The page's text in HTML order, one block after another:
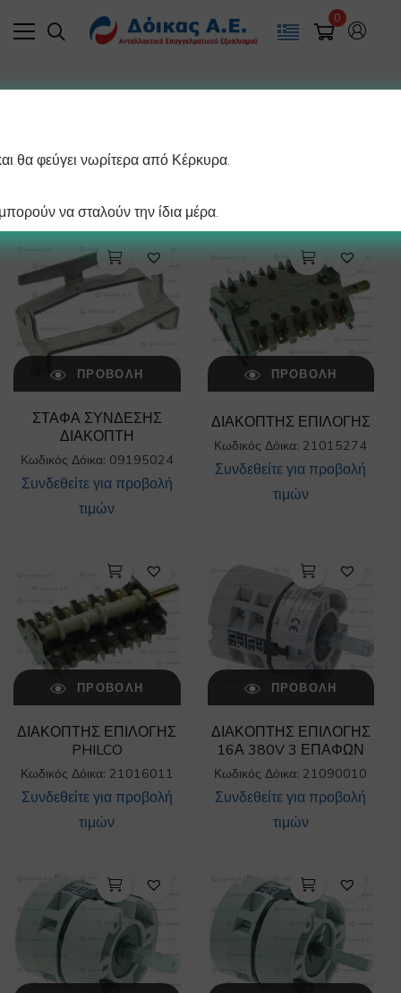
0
ΠΡΟΒΟΛΉ
ΣΤΑΦΑ ΣΥΝΔΕΣΗΣ
ΔΙΑΚΟΠΤΗ
Κωδικός Δόικα: 09195024
Συνδεθείτε για προβολή
τιμών
ΠΡΟΒΟΛΉ
ΔΙΑΚΟΠΤΗΣ ΕΠΙΛΟΓΗΣ
Κωδικός Δόικα: 21015274
Συνδεθείτε για προβολή
τιμών
ΠΡΟΒΟΛΉ
ΔΙΑΚΟΠΤΗΣ ΕΠΙΛΟΓΗΣ
PHILCO
Κωδικός Δόικα: 21016011
Συνδεθείτε για προβολή
τιμών
ΠΡΟΒΟΛΉ
ΔΙΑΚΟΠΤΗΣ ΕΠΙΛΟΓΗΣ
16Α 380V 3 ΕΠΑΦΩΝ
Κωδικός Δόικα: 21090010
Συνδεθείτε για προβολή
τιμών
θα φεύγει νωρίτερα από Κέρκυρα.
να σταλούν την ίδια μέρα.